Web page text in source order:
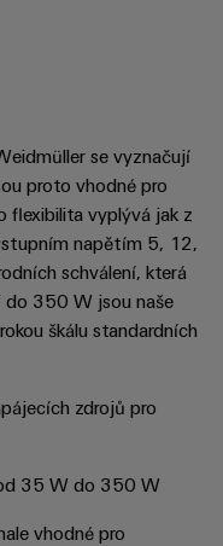
se vyznačují
proto vhodné pro
flexibilita vyplývá jak z
napětím 5, 12,
schválení, která
do 350 W jsou naše
škálu standardních
zdrojů pro
35 W do 350 W
vhodné pro